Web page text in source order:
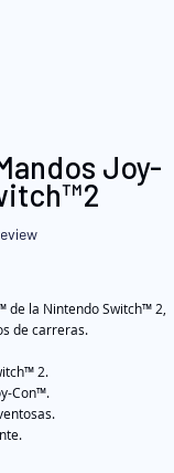
Joy-
de la Nintendo Switch™ 2,
de carreras.
2.
Con™.